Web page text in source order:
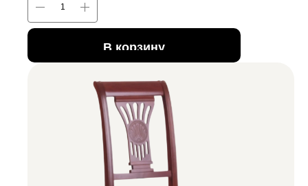
В корзину